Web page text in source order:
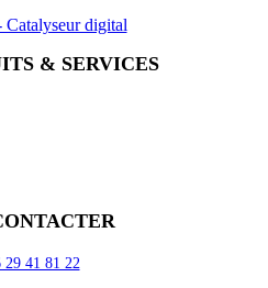
& SERVICES
29 41 81 22